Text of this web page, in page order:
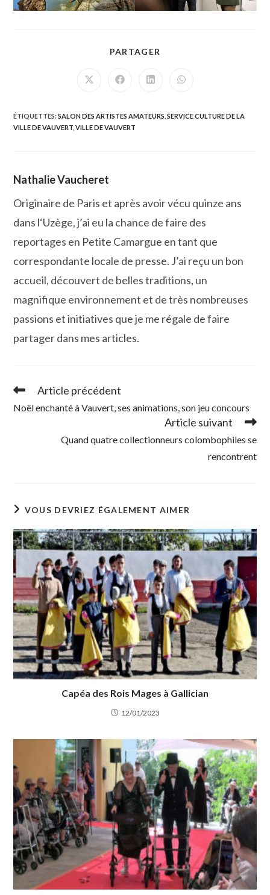
PARTAGER
Ouvrir
fenêtre
Ouvrir
fenêtre
Ouvrir
fenêtre
Ouvrir
fenêtre
ÉTIQUETTES:SALON DES ARTISTES AMATEURS SERVICE CULTURE DE LA
VILLE DE VAUVERT VILLE DE VAUVERT
Nathalie Vaucheret
Originaire de Paris et après avoir vécu quinze ans
dans l‘Uzège, j’ai eu la chance de faire des
reportages en Petite Camargue en tant que
correspondante locale de presse. J’ai reçu un bon
accueil, découvert de belles traditions, un
magnifique environnement et de très nombreuses
passions et initiatives que je me régale de faire
partager dans mes articles.
Read
articles
Article précédent
Noël enchanté à Vauvert, ses animations, son jeu concours
Article suivant
Quand quatre collectionneurs colombophiles se
rencontrent
VOUS DEVRIEZ ÉGALEMENT AIMER
Capéa des Rois Mages à Gallician
12/01/2023